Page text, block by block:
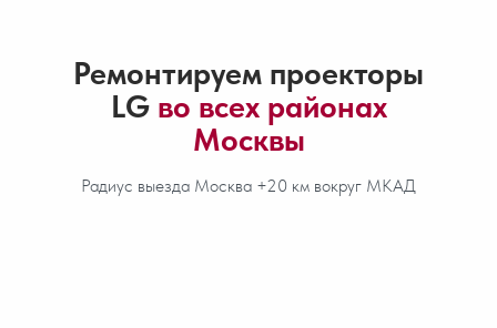
Ремонтируем проекторы
LG во всех районах
Москвы
Радиус выезда Москва +20 км вокруг МКАД